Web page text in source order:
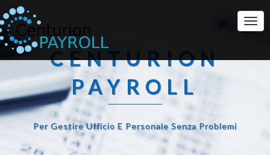
CENTURION
PAYROLL
Per Gestire Ufficio E Personale Senza Problemi